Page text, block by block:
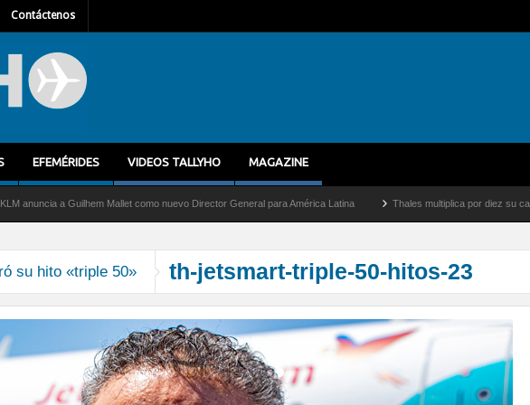
Contáctenos
EFEMÉRIDES VIDEOS TALLYHO MAGAZINE
a Guilhem Mallet como nuevo Director General para América Latina Thales multiplica por diez su
su hito «triple 50» th-jetsmart-triple-50-hitos-23